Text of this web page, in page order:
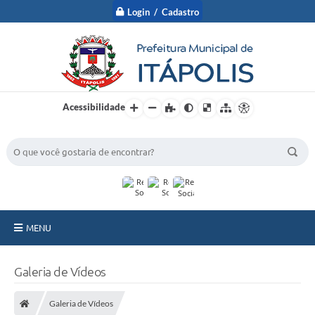
Login / Cadastro
Acessibilidade
MENU
Galeria de Vídeos
Galeria de Vídeos